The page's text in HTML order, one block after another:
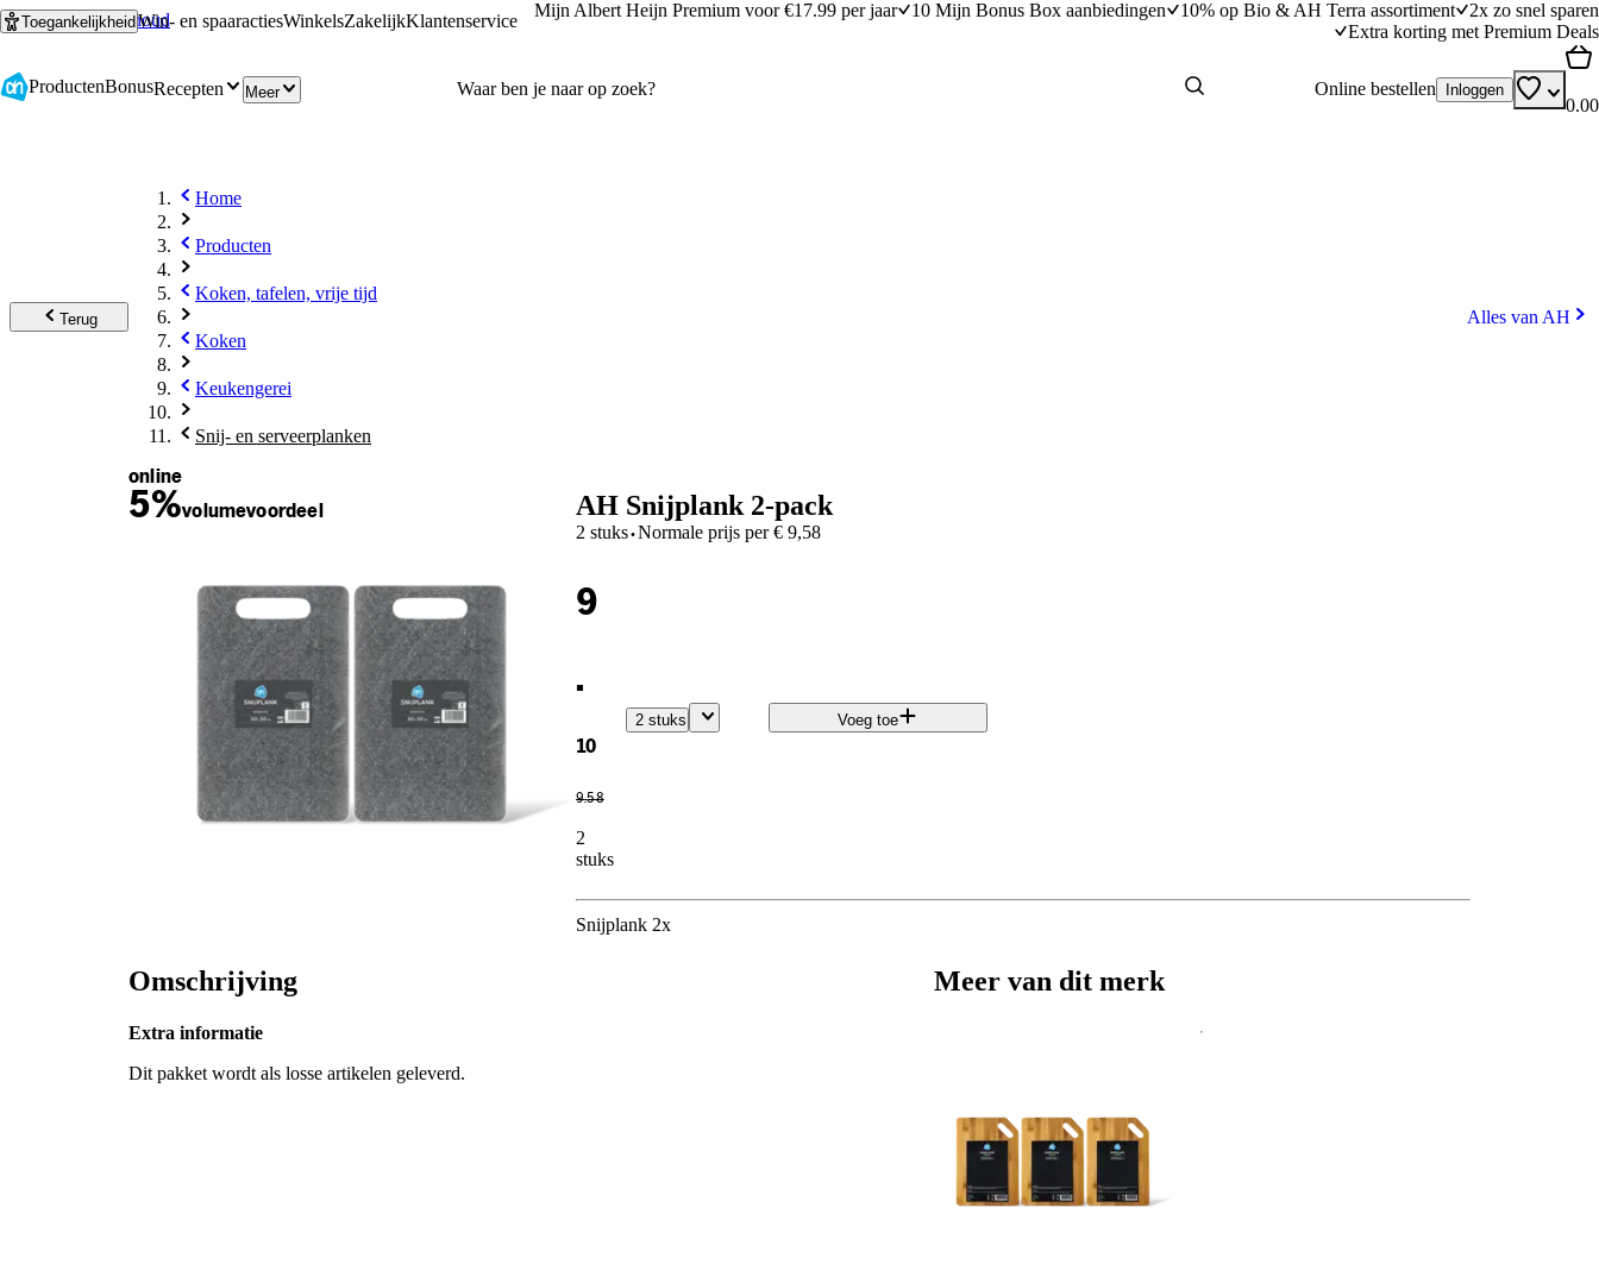
Ga naar hoofdinhoud
Ga naar zoeken
ToegankelijkheidWin- en spaaractiesWinkelsZakelijkKlantenservice
Mijn Albert Heijn Premium voor €17.99 per jaar 10 Mijn Bonus Box aanbiedingen 10% op Bio & AH Terra assortiment
2x zo snel sparen
Extra korting met Premium Deals
ProductenBonusRecepten Meer Online bestellen Inloggen
0.00
Terug
Home
Producten
Koken, tafelen, vrije tijd
Koken
Keukengerei
Snij- en serveerplanken
Alles van AH
online
5%volumevoordeel AH Snijplank 2-pack
2 stuks·Normale prijs per € 9,58
9
.
10
9.58
2
stuks
2 stuks Voeg toe
Snijplank 2x
Omschrijving
Extra informatie
Dit pakket wordt als losse artikelen geleverd.
Meer van dit merk